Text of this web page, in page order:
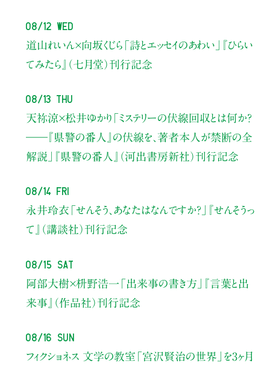
08/12 Wed
道山れいん×向坂くじら 「詩とエッセイのあわい」
『ひらい
てみたら』（七月堂）刊行記念
08/13 Thu
天祢涼×松井ゆかり 「ミステリーの伏線回収とは何か？
――『県警の番人』の伏線を、著者本人が禁断の全
解説」
『県警の番人』（河出書房新社）刊行記念
08/14 Fri
永井玲衣 「せんそう、あなたはなんですか？」
『せんそうっ
て』（講談社）刊行記念
08/15 Sat
阿部大樹×枡野浩一 「出来事の書き方」
『言葉と出
来事』（作品社）刊行記念
08/16 Sun
フィクショネス 文学の教室 「宮沢賢治の世界」を3ヶ月